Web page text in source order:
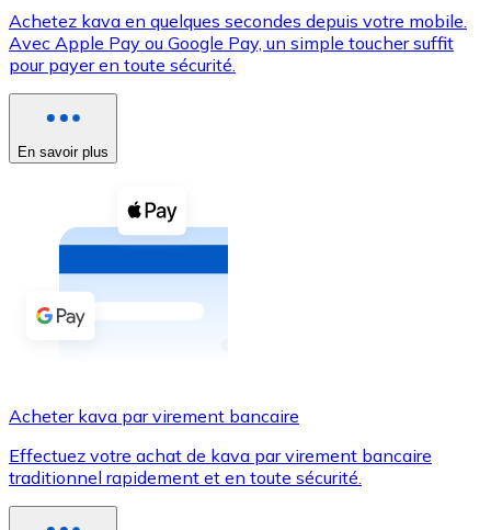
XRP
XRP
Voir toutes
Coupons crypto
Achetez des cryptomonnaies en espèces et d'autres
Acheter avec espèces
Virement SEPA
Utilisez les cartes Visa et Mastercard pour acheter
Acheter avec carte
Achetez kava en quelques secondes depuis votre mobile.
Avec Apple Pay ou Google Pay, un simple toucher suffit
pour payer en toute sécurité.
En savoir plus
Acheter kava par virement bancaire
Effectuez votre achat de kava par virement bancaire
traditionnel rapidement et en toute sécurité.